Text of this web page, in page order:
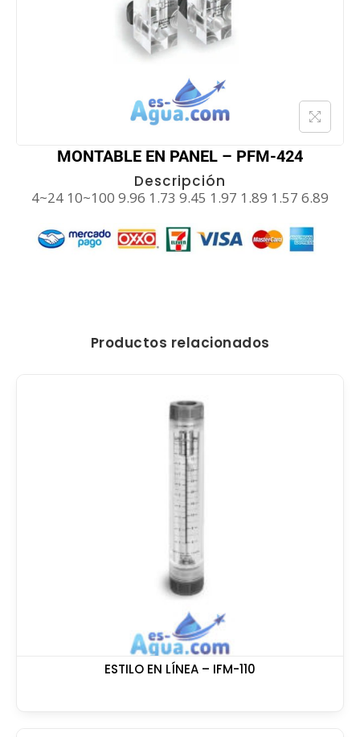
MONTABLE EN PANEL – PFM-424
Descripción
4~24 10~100 9.96 1.73 9.45 1.97 1.89 1.57 6.89
Productos relacionados
ESTILO EN LÍNEA – IFM-110